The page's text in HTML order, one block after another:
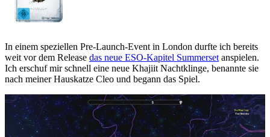
In einem speziellen Pre-Launch-Event in London durfte ich bereits
weit vor dem Release das neue ESO-Kapitel Summerset anspielen.
Ich erschuf mir schnell eine neue Khajiit Nachtklinge, benannte sie
nach meiner Hauskatze Cleo und begann das Spiel.